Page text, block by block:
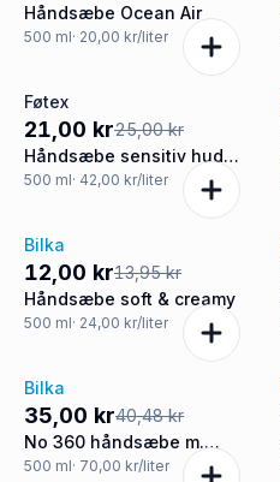
Håndsæbe Ocean Air
500 ml· 20,00 kr/liter
-16%
Føtex
21,00 kr25,00 kr
Håndsæbe sensitiv hud
parfumefri refill
500 ml· 42,00 kr/liter
-14%
Bilka
12,00 kr13,95 kr
Håndsæbe soft & creamy
500 ml· 24,00 kr/liter
-14%
Bilka
35,00 kr40,48 kr
No 360 håndsæbe m.
citrongræs og frisk mint
500 ml· 70,00 kr/liter